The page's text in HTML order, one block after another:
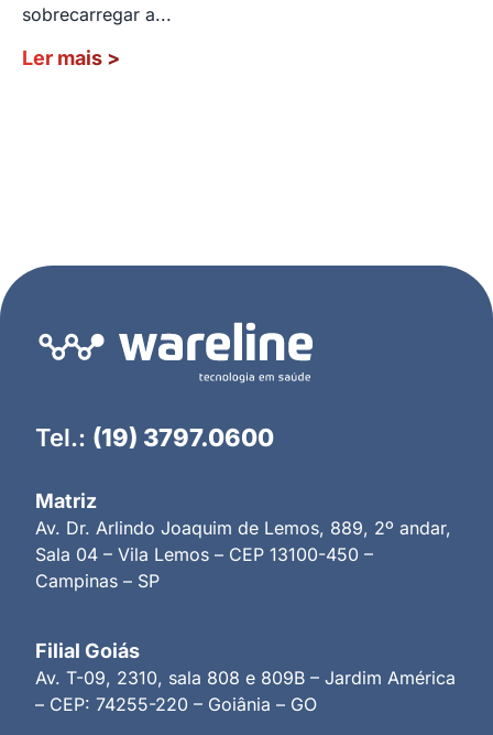
sobrecarregar a...
Ler mais >
Tel.: (19) 3797.0600
Matriz
Av. Dr. Arlindo Joaquim de Lemos, 889, 2º andar,
Sala 04 – Vila Lemos – CEP 13100-450 –
Campinas – SP
Filial Goiás
Av. T-09, 2310, sala 808 e 809B – Jardim América
– CEP: 74255-220 – Goiânia – GO